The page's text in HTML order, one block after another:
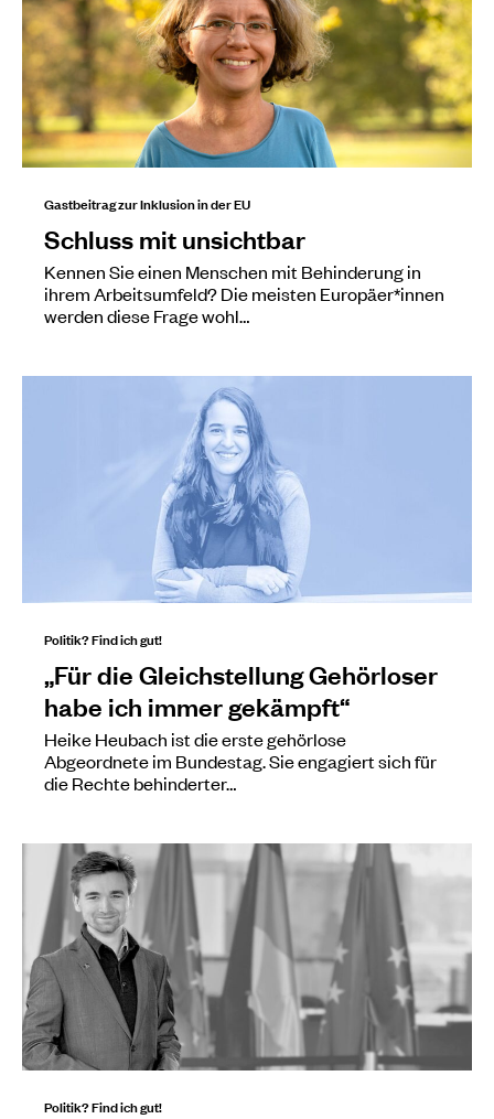
Gastbeitrag zur Inklusion in der EU
Schluss mit unsichtbar
Kennen Sie einen Menschen mit Behinderung in
ihrem Arbeitsumfeld? Die meisten Europäer*innen
werden diese Frage wohl…
Politik? Find ich gut!
„Für die Gleichstellung Gehörloser
habe ich immer gekämpft“
Heike Heubach ist die erste gehörlose
Abgeordnete im Bundestag. Sie engagiert sich für
die Rechte behinderter…
Politik? Find ich gut!